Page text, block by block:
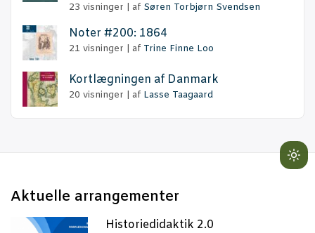
23 visninger af Søren Torbjørn Svendsen
Noter #200: 1864
21 visninger af Trine Finne Loo
Kort­læg­nin­gen af Danmark
20 visninger af Lasse Taagaard
Aktu­el­le arrangementer
Historiedidaktik 2.0